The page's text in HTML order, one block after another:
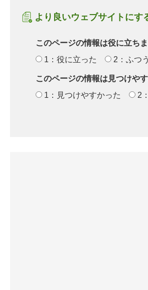
より良いウェブサイトにす
このページの情報は役に立ち
1：役に立った
2：ふつう
このページの情報は見つけや
1：見つけやすかった
2